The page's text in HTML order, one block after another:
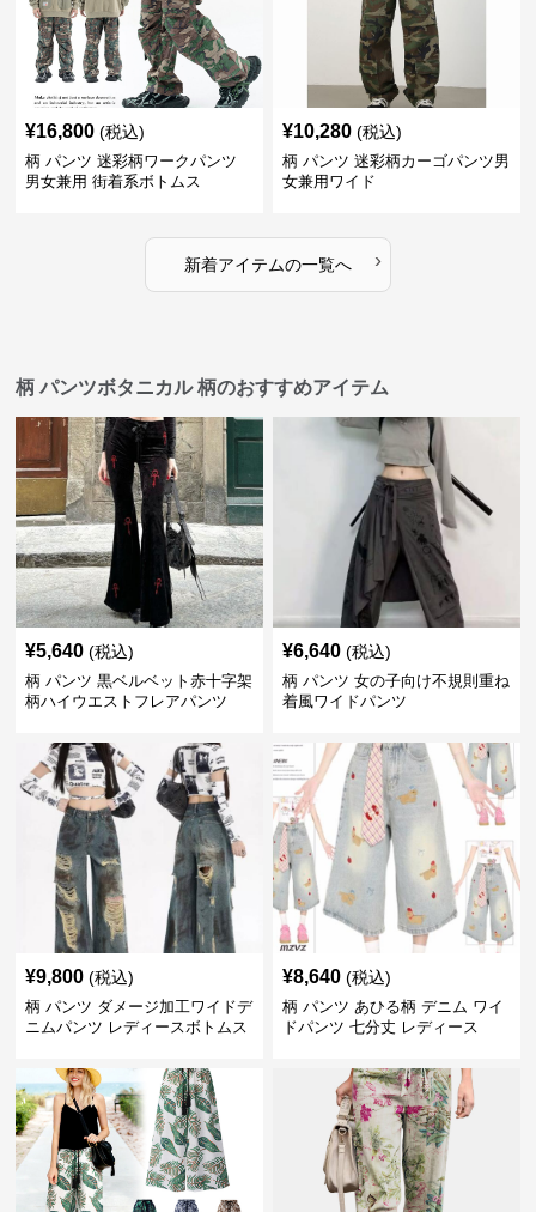
¥16,800 (税込)
柄 パンツ 迷彩柄ワークパンツ
男女兼用 街着系ボトムス
¥10,280 (税込)
柄 パンツ 迷彩柄カーゴパンツ男
女兼用ワイド
新着アイテムの一覧へ ›
柄 パンツボタニカル 柄のおすすめアイテム
¥5,640 (税込)
柄 パンツ 黒ベルベット赤十字架
柄ハイウエストフレアパンツ
¥6,640 (税込)
柄 パンツ 女の子向け不規則重ね
着風ワイドパンツ
¥9,800 (税込)
柄 パンツ ダメージ加工ワイドデ
ニムパンツ レディースボトムス
¥8,640 (税込)
柄 パンツ あひる柄 デニム ワイ
ドパンツ 七分丈 レディース